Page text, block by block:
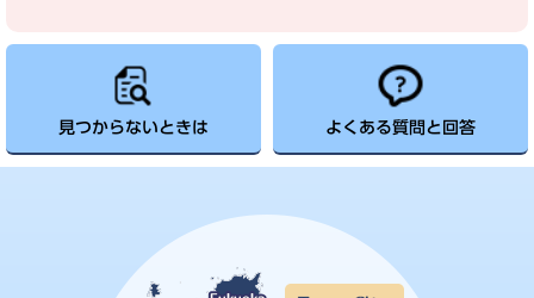
見つからないときは よくある質問と回答